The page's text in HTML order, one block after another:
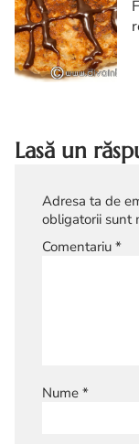
Lasă un
Adresa ta de
obligatorii sunt
Comentariu *
Nume *